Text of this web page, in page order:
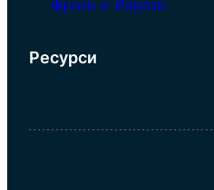
Фрази и Изрази
Ресурси